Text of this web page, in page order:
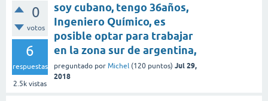
0
votos
6
respuestas
2.5k vistas
soy cubano, tengo 36años,
Ingeniero Químico, es
posible optar para trabajar
en la zona sur de argentina,
preguntado por Michel (120 puntos) Jul 29,
2018